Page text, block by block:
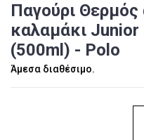
Παγούρι
καλαμάκι
(500ml) - Polo
Άμεσα διαθέσιμο.